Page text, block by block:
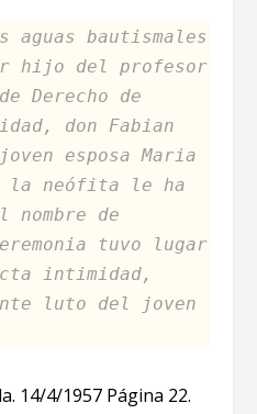
aguas bautismales
hijo del profesor
Derecho de
don Fabian
esposa Maria
la neófita le ha
nombre de
tuvo lugar
intimidad,
luto del joven
14/4/1957 Página 22.